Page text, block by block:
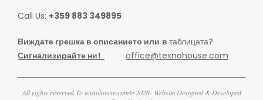
Call Us: +359 883 349895
Виждате грешка в описанието или в таблицата?
Сигнализирайте ни!
office@texnohouse.com
All rights reserved To texnohouse.com@2026- Website Designed & Developed